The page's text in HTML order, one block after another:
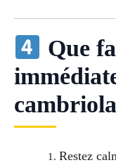
Que
Restez